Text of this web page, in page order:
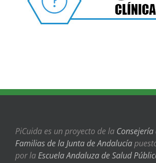
PiCuida es un proyecto de la
Familias de la Junta de Andalucía
por laEscuela Andaluza de Salud